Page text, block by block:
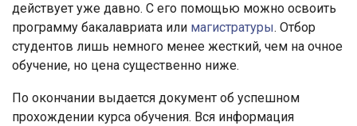
действует уже давно. С его помощью можно освоить
программу бакалавриата или магистратуры. Отбор
студентов лишь немного менее жесткий, чем на очное
обучение, но цена существенно ниже.
По окончании выдается документ об успешном
прохождении курса обучения. Вся информация